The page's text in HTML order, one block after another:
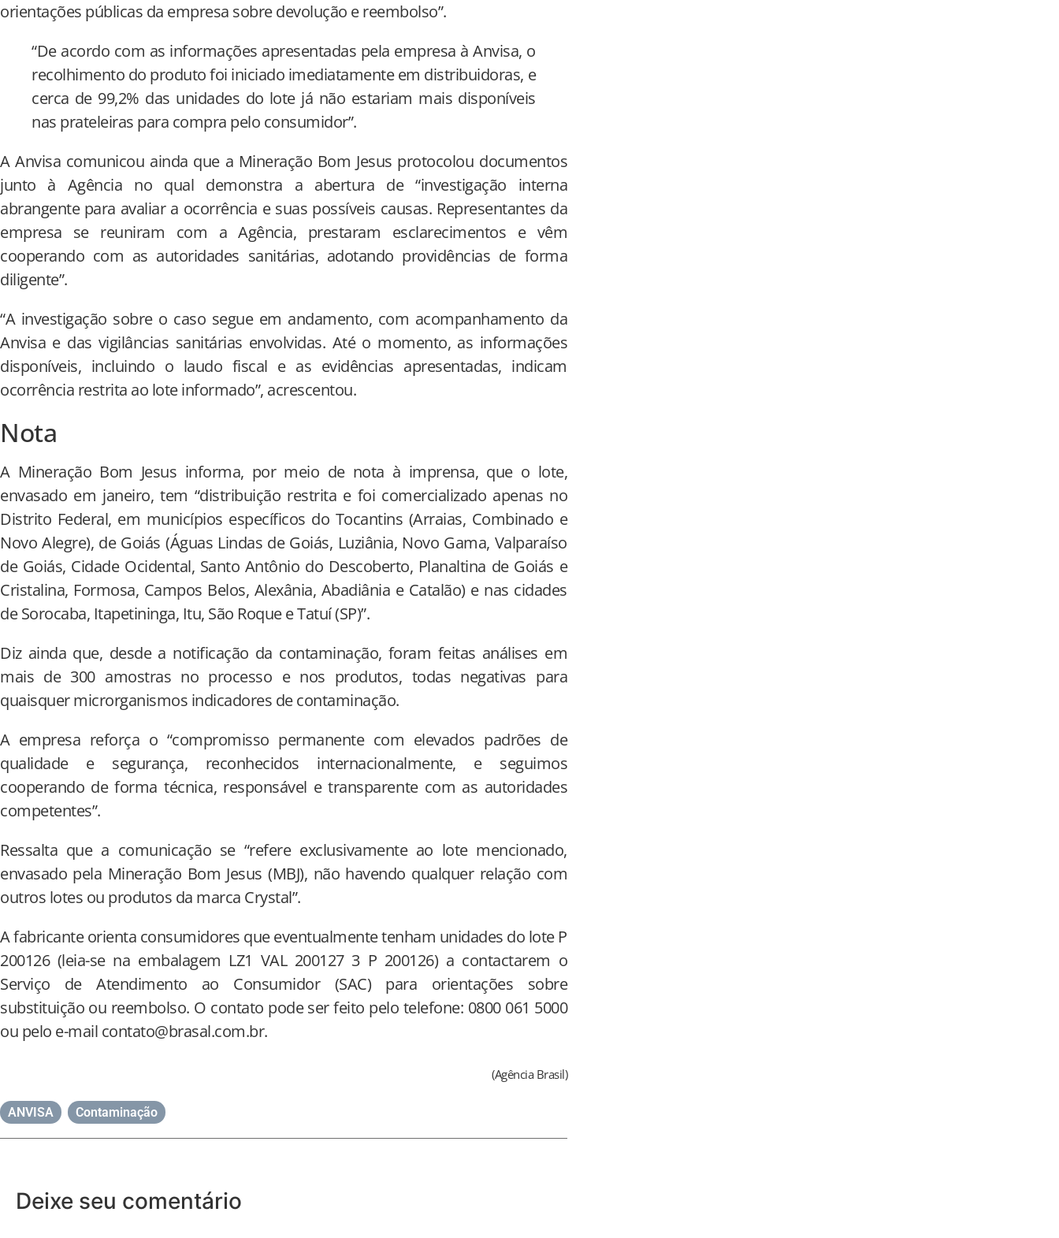
orientações públicas da empresa sobre devolução e reembolso”.
“De acordo com as informações apresentadas pela empresa à Anvisa, o
recolhimento do produto foi iniciado imediatamente em distribuidoras, e
cerca de 99,2% das unidades do lote já não estariam mais disponíveis
nas prateleiras para compra pelo consumidor”.
A Anvisa comunicou ainda que a Mineração Bom Jesus protocolou documentos
junto à Agência no qual demonstra a abertura de “investigação interna
abrangente para avaliar a ocorrência e suas possíveis causas. Representantes da
empresa se reuniram com a Agência, prestaram esclarecimentos e vêm
cooperando com as autoridades sanitárias, adotando providências de forma
diligente”.
“A investigação sobre o caso segue em andamento, com acompanhamento da
Anvisa e das vigilâncias sanitárias envolvidas. Até o momento, as informações
disponíveis, incluindo o laudo fiscal e as evidências apresentadas, indicam
ocorrência restrita ao lote informado”, acrescentou.
Nota
A Mineração Bom Jesus informa, por meio de nota à imprensa, que o lote,
envasado em janeiro, tem “distribuição restrita e foi comercializado apenas no
Distrito Federal, em municípios específicos do Tocantins (Arraias, Combinado e
Novo Alegre), de Goiás (Águas Lindas de Goiás, Luziânia, Novo Gama, Valparaíso
de Goiás, Cidade Ocidental, Santo Antônio do Descoberto, Planaltina de Goiás e
Cristalina, Formosa, Campos Belos, Alexânia, Abadiânia e Catalão) e nas cidades
de Sorocaba, Itapetininga, Itu, São Roque e Tatuí (SP)”.
Diz ainda que, desde a notificação da contaminação, foram feitas análises em
mais de 300 amostras no processo e nos produtos, todas negativas para
quaisquer microrganismos indicadores de contaminação.
A empresa reforça o “compromisso permanente com elevados padrões de
qualidade e segurança, reconhecidos internacionalmente, e seguimos
cooperando de forma técnica, responsável e transparente com as autoridades
competentes”.
Ressalta que a comunicação se “refere exclusivamente ao lote mencionado,
envasado pela Mineração Bom Jesus (MBJ), não havendo qualquer relação com
outros lotes ou produtos da marca Crystal”.
A fabricante orienta consumidores que eventualmente tenham unidades do lote P
200126 (leia-se na embalagem LZ1 VAL 200127 3 P 200126) a contactarem o
Serviço de Atendimento ao Consumidor (SAC) para orientações sobre
substituição ou reembolso. O contato pode ser feito pelo telefone: 0800 061 5000
ou pelo e-mail contato@brasal.com.br.
(Agência Brasil)
ANVISA Contaminação
Deixe seu comentário